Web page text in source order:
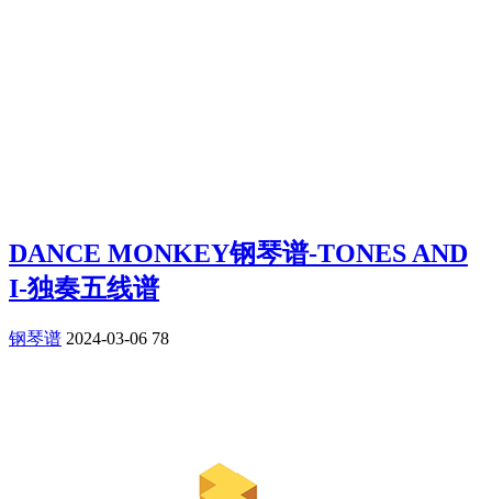
DANCE MONKEY钢琴谱-TONES AND
I-独奏五线谱
钢琴谱 2024-03-06 78